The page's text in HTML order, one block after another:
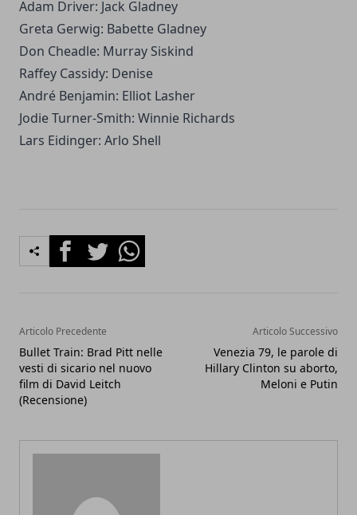
Adam Driver: Jack Gladney
Greta Gerwig: Babette Gladney
Don Cheadle: Murray Siskind
Raffey Cassidy: Denise
André Benjamin: Elliot Lasher
Jodie Turner-Smith: Winnie Richards
Lars Eidinger: Arlo Shell
FacebookTwitterWhatsapp
Articolo Precedente
Bullet Train: Brad Pitt nelle
vesti di sicario nel nuovo
film di David Leitch
(Recensione)
Articolo Successivo
Venezia 79, le parole di
Hillary Clinton su aborto,
Meloni e Putin